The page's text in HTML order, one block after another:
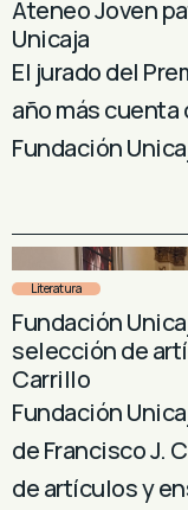
Ateneo Joven
Unicaja
El jurado del
año más
Fundación
Literatura
Fundación
selección de
Carrillo
Fundación
de Francisco J.
de artículos y